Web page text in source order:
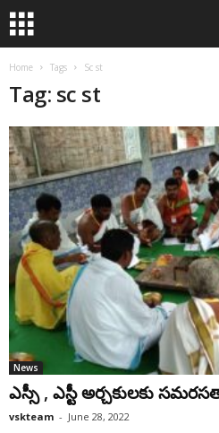
Home Tags Sc st
Tag: sc st
News
ఎస్సీ , ఎస్టీ అర్చకులకు
vskteam - June 28, 2022